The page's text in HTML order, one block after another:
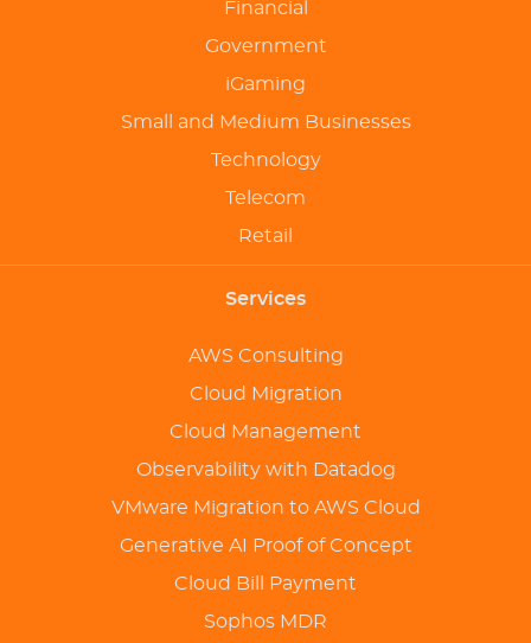
Financial
Government
iGaming
Small and Medium Businesses
Technology
Telecom
Retail
Services
AWS Consulting
Cloud Migration
Cloud Management
Observability with Datadog
VMware Migration to AWS Cloud
Generative AI Proof of Concept
Cloud Bill Payment
Sophos MDR